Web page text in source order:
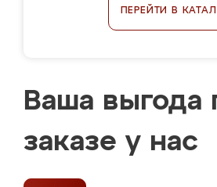
ПЕРЕЙТИ В
Ваша выгода
заказе у нас